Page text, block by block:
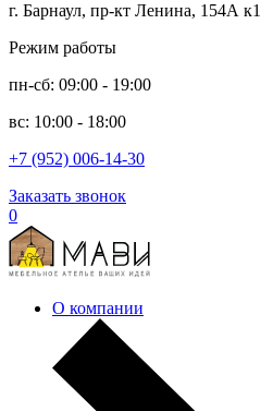
г. Барнаул, пр-кт Ленина, 154А к1
Режим работы
пн-сб: 09:00 - 19:00
вс: 10:00 - 18:00
+7 (952) 006-14-30
Заказать звонок
0
О компании